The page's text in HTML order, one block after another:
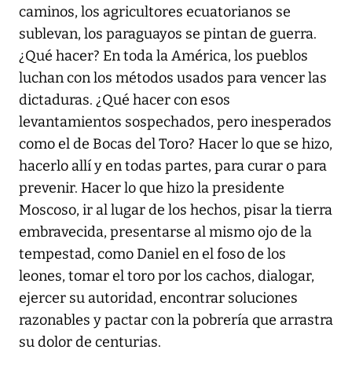
caminos, los agricultores ecuatorianos se
sublevan, los paraguayos se pintan de guerra.
¿Qué hacer? En toda la América, los pueblos
luchan con los métodos usados para vencer las
dictaduras. ¿Qué hacer con esos
levantamientos sospechados, pero inesperados
como el de Bocas del Toro? Hacer lo que se hizo,
hacerlo allí y en todas partes, para curar o para
prevenir. Hacer lo que hizo la presidente
Moscoso, ir al lugar de los hechos, pisar la tierra
embravecida, presentarse al mismo ojo de la
tempestad, como Daniel en el foso de los
leones, tomar el toro por los cachos, dialogar,
ejercer su autoridad, encontrar soluciones
razonables y pactar con la pobrería que arrastra
su dolor de centurias.